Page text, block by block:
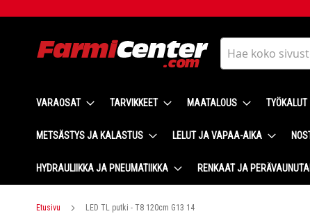
to
VARAOSAT TARVIKKEET MAATALOUS TYÖKALUT
METSÄSTYS JA KALASTUS LELUT JA VAPAA-AIKA
HYDRAULIIKKA JA PNEUMATIIKKA RENKAAT JA
Etusivu LED TL putki - T8 120cm G13 14